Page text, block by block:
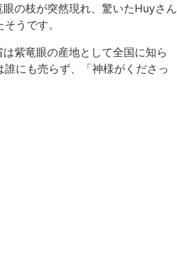
の枝が突然現れ、驚いたHuyさん
うです。
紫竜眼の産地として全国に知ら
にも売らず、「神様がくださっ